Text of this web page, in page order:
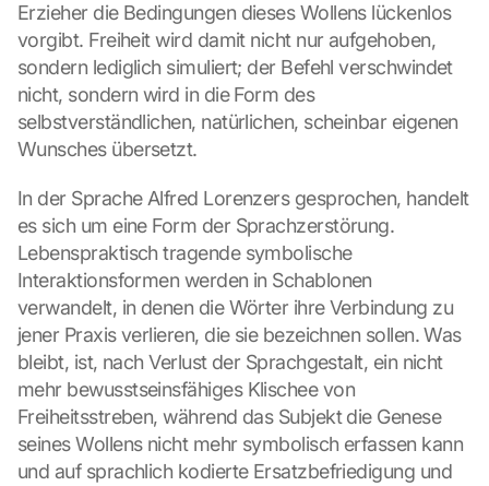
Erzieher die Bedingungen dieses Wollens lückenlos
vorgibt. Freiheit wird damit nicht nur aufgehoben,
sondern lediglich simuliert; der Befehl verschwindet
nicht, sondern wird in die Form des
selbstverständlichen, natürlichen, scheinbar eigenen
Wunsches übersetzt.
In der Sprache Alfred Lorenzers gesprochen, handelt
es sich um eine Form der Sprachzerstörung.
Lebenspraktisch tragende symbolische
Interaktionsformen werden in Schablonen
verwandelt, in denen die Wörter ihre Verbindung zu
jener Praxis verlieren, die sie bezeichnen sollen. Was
bleibt, ist, nach Verlust der Sprachgestalt, ein nicht
mehr bewusstseinsfähiges Klischee von
Freiheitsstreben, während das Subjekt die Genese
seines Wollens nicht mehr symbolisch erfassen kann
und auf sprachlich kodierte Ersatzbefriedigung und